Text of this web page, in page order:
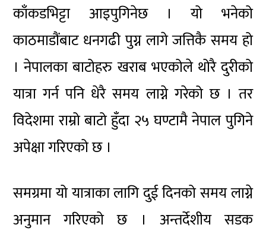
काँकडभिट्टा आइपुगिनेछ । यो भनेको
काठमाडौंबाट धनगढी पुग्न लागे जत्तिकै समय हो
। नेपालका बाटोहरु खराब भएकोले थोरै दुरीको
यात्रा गर्न पनि धेरै समय लाग्ने गरेको छ । तर
विदेशमा राम्रो बाटो हुँदा २५ घण्टामै नेपाल पुगिने
अपेक्षा गरिएको छ ।
समग्रमा यो यात्राका लागि दुई दिनको समय लाग्ने
अनुमान गरिएको छ । अन्तर्देशीय सडक